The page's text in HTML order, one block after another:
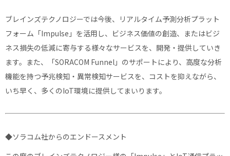
ブレインズテクノロジーでは今後、リアルタイム予測分析プラット
フォーム「Impulse」を活用し、ビジネス価値の創造、またはビジ
ネス損失の低減に寄与する様々なサービスを、開発・提供していき
ます。また、「SORACOM Funnel」のサポートにより、高度な分析
機能を持つ予兆検知・異常検知サービスを、コストを抑えながら、
いち早く、多くのIoT環境に提供してまいります。
◆ソラコム社からのエンドースメント